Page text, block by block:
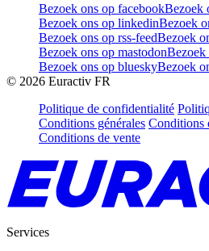
Bezoek ons op facebookBezoek
Bezoek ons op linkedinBezoek
Bezoek ons op rss-feedBezoek
Bezoek ons op mastodonBezoek
Bezoek ons op blueskyBezoek
© 2026 Euractiv FR
Politique de confidentialité
Conditions générales Conditions
Conditions de vente
Services